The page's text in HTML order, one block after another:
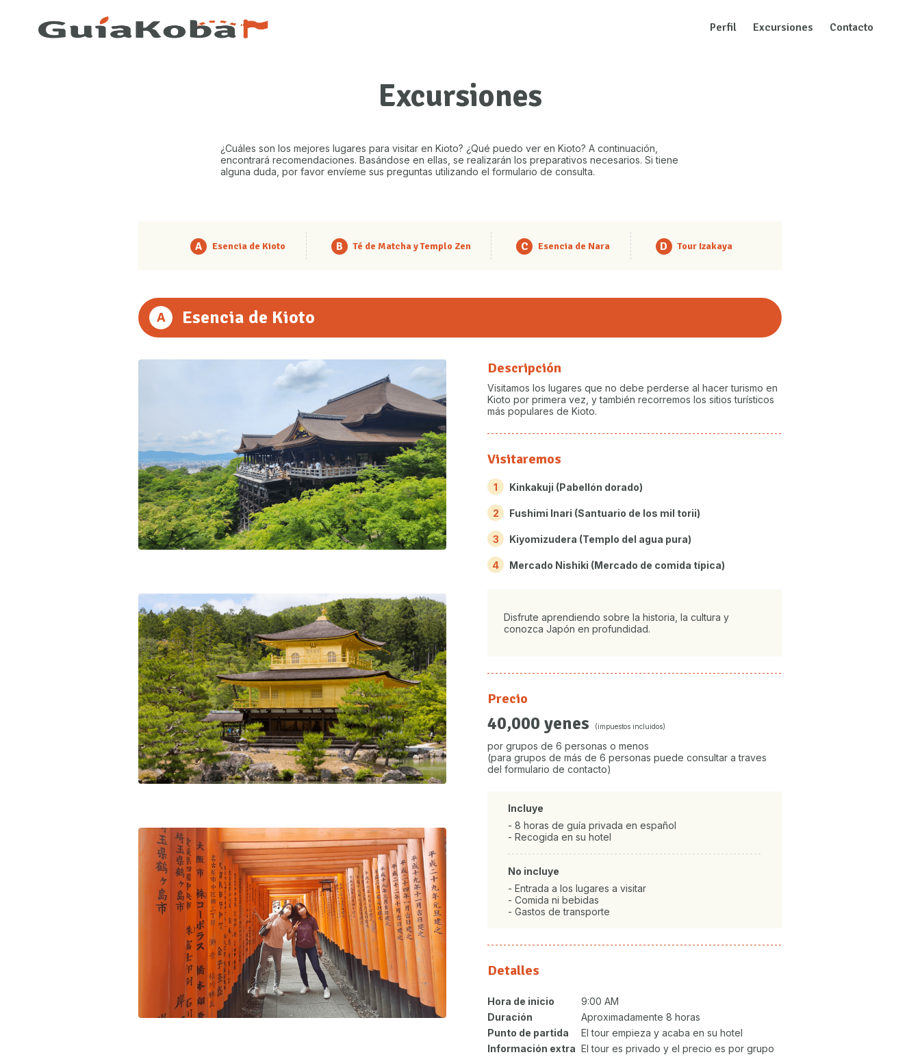
Perfil Excursiones Contacto
Excursiones
¿Cuáles son los mejores lugares para visitar en Kioto? ¿Qué puedo ver en Kioto? A continuación,
encontrará recomendaciones. Basándose en ellas, se realizarán los preparativos necesarios. Si tiene
alguna duda, por favor envíeme sus preguntas utilizando el formulario de consulta.
A Esencia de Kioto B Té de Matcha y Templo Zen C Esencia de Nara D Tour Izakaya
A Esencia de Kioto
Descripción
Visitamos los lugares que no debe perderse al hacer turismo en
Kioto por primera vez, y también recorremos los sitios turísticos
más populares de Kioto.
Visitaremos
1 Kinkakuji (Pabellón dorado)
2 Fushimi Inari (Santuario de los mil torii)
3 Kiyomizudera (Templo del agua pura)
4 Mercado Nishiki (Mercado de comida típica)
Disfrute aprendiendo sobre la historia, la cultura y
conozca Japón en profundidad.
Precio
40,000 yenes (impuestos incluidos)
por grupos de 6 personas o menos
(para grupos de más de 6 personas puede consultar a traves
del formulario de contacto)
Incluye
- 8 horas de guía privada en español
- Recogida en su hotel
No incluye
- Entrada a los lugares a visitar
- Comida ni bebidas
- Gastos de transporte
Detalles
Hora de inicio
9:00 AM
Duración
Aproximadamente 8 horas
Punto de partida
El tour empieza y acaba en su hotel
Información extra El tour es privado y el precio es por grupo